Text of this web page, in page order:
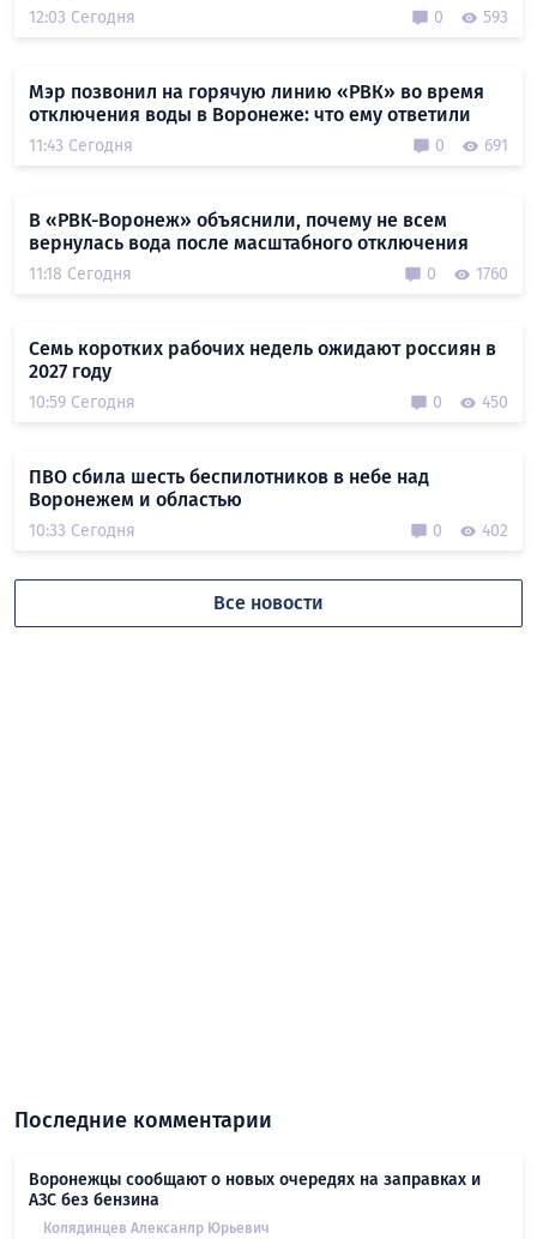
12:03 Сегодня 0 593
Мэр позвонил на горячую линию «РВК» во время
отключения воды в Воронеже: что ему ответили
11:43 Сегодня 0 691
В «РВК-Воронеж» объяснили, почему не всем
вернулась вода после масштабного отключения
11:18 Сегодня 0 1760
Семь коротких рабочих недель ожидают россиян в
2027 году
10:59 Сегодня 0 450
ПВО сбила шесть беспилотников в небе над
Воронежем и областью
10:33 Сегодня 0 402
Все новости
Последние комментарии
Воронежцы сообщают о новых очередях на заправках и
АЗС без бензина
Колядинцев Алексанлр Юрьевич